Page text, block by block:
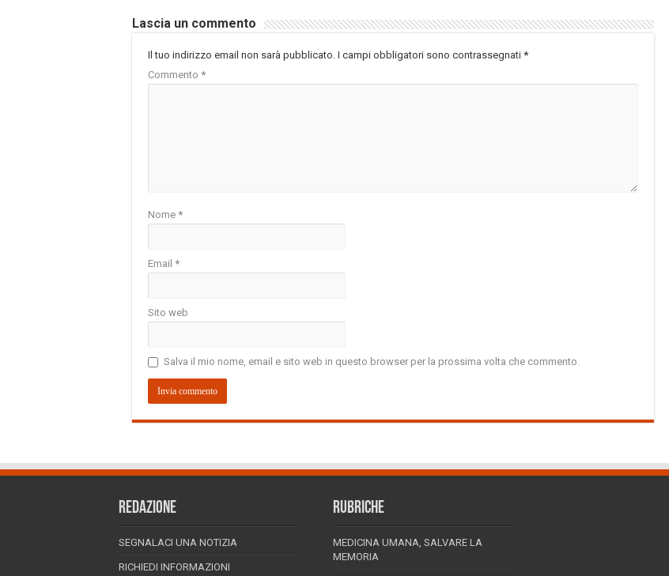
Lascia un commento
Il tuo indirizzo email non sarà pubblicato. I campi obbligatori sono contrassegnati *
Commento *
Nome *
Email *
Sito web
Salva il mio nome, email e sito web in questo browser per la prossima volta che commento.
REDAZIONE
SEGNALACI UNA NOTIZIA
RICHIEDI INFORMAZIONI
RUBRICHE
MEDICINA UMANA, SALVARE LA
MEMORIA